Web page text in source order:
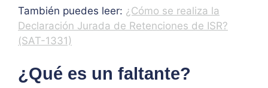
También puedes leer: ¿Cómo se realiza la
Declaración Jurada de Retenciones de ISR?
(SAT-1331)
¿Qué es un faltante?